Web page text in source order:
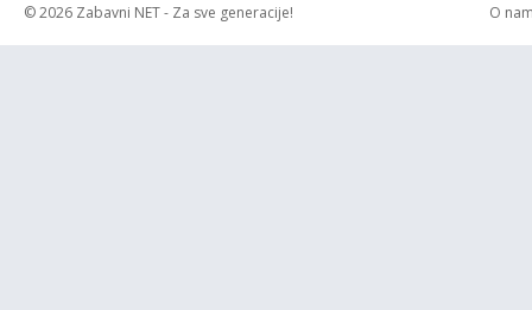
© 2026 Zabavni NET- Za sve generacije! O